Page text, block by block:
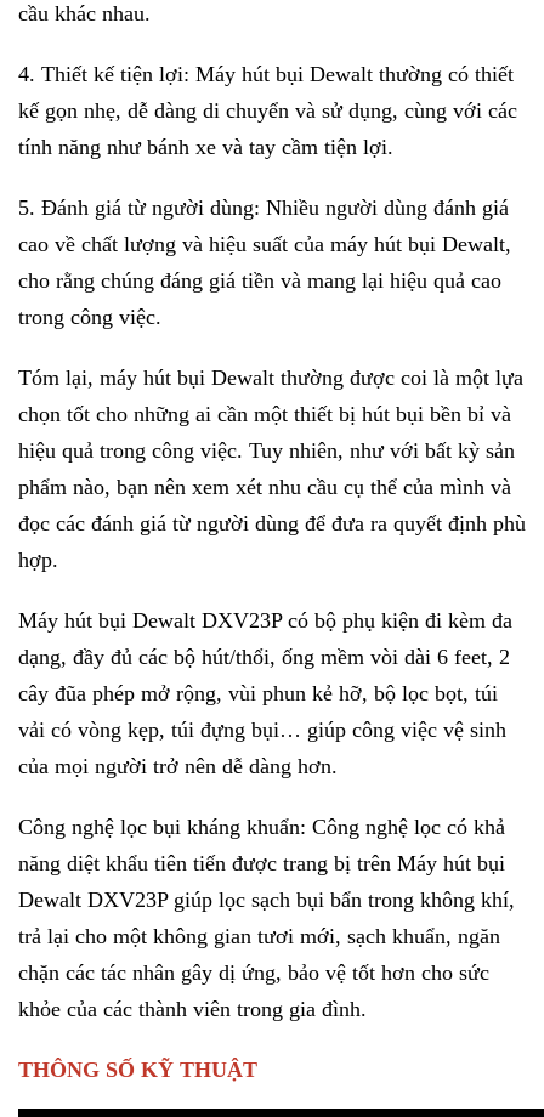
cầu khác nhau.
4. Thiết kế tiện lợi: Máy hút bụi Dewalt thường có thiết
kế gọn nhẹ, dễ dàng di chuyển và sử dụng, cùng với các
tính năng như bánh xe và tay cầm tiện lợi.
5. Đánh giá từ người dùng: Nhiều người dùng đánh giá
cao về chất lượng và hiệu suất của máy hút bụi Dewalt,
cho rằng chúng đáng giá tiền và mang lại hiệu quả cao
trong công việc.
Tóm lại, máy hút bụi Dewalt thường được coi là một lựa
chọn tốt cho những ai cần một thiết bị hút bụi bền bỉ và
hiệu quả trong công việc. Tuy nhiên, như với bất kỳ sản
phẩm nào, bạn nên xem xét nhu cầu cụ thể của mình và
đọc các đánh giá từ người dùng để đưa ra quyết định phù
hợp.
Máy hút bụi Dewalt DXV23P có bộ phụ kiện đi kèm đa
dạng, đầy đủ các bộ hút/thổi, ống mềm vòi dài 6 feet, 2
cây đũa phép mở rộng, vùi phun kẻ hỡ, bộ lọc bọt, túi
vải có vòng kẹp, túi đựng bụi… giúp công việc vệ sinh
của mọi người trở nên dễ dàng hơn.
Công nghệ lọc bụi kháng khuẩn: Công nghệ lọc có khả
năng diệt khẩu tiên tiến được trang bị trên Máy hút bụi
Dewalt DXV23P giúp lọc sạch bụi bẩn trong không khí,
trả lại cho một không gian tươi mới, sạch khuẩn, ngăn
chặn các tác nhân gây dị ứng, bảo vệ tốt hơn cho sức
khỏe của các thành viên trong gia đình.
THÔNG SỐ KỸ THUẬT